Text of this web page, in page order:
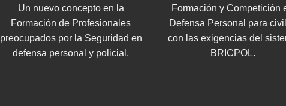
Un nuevo concepto en la
Formación de Profesionales
preocupados por la Seguridad en
defensa personal y policial.
Formación y Competición
Defensa Personal para
con las exigencias del
BRICPOL.